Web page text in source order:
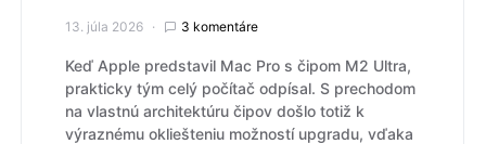
13. júla 2026 3 komentáre
Keď Apple predstavil Mac Pro s čipom M2 Ultra,
prakticky tým celý počítač odpísal. S prechodom
na vlastnú architektúru čipov došlo totiž k
výraznému okliešteniu možností upgradu, vďaka